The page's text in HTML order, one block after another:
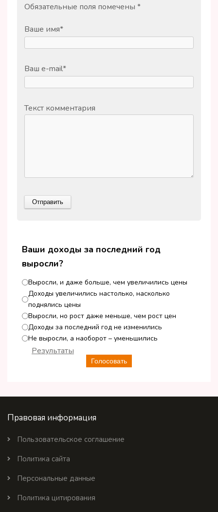
Обязательные поля помечены *
Ваше имя*
Ваш e-mail*
Текст комментария
Ваши доходы за последний год
выросли?
Выросли, и даже больше, чем увеличились цены
Доходы увеличились настолько, насколько
поднялись цены
Выросли, но рост даже меньше, чем рост цен
Доходы за последний год не изменились
Не выросли, а наоборот – уменьшились
Голосовать
Результаты
Правовая информация
Пользовательское соглашение
Политика сайта
Персональные данные
Политика цитирования